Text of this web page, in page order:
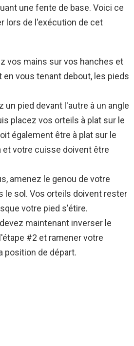
une fente de base. Voici ce
lors de l'exécution de cet
vos mains sur vos hanches et
vous tenant debout, les pieds
un pied devant l'autre à un angle
placez vos orteils à plat sur le
également être à plat sur le
et votre cuisse doivent être
amenez le genou de votre
le sol. Vos orteils doivent rester
votre pied s'étire.
maintenant inverser le
#2 et ramener votre
position de départ.